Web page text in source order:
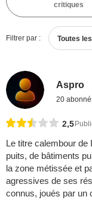
critiques
Filtrer par : Toutes
Aspro
20
2,5
Le titre calembour
puits, de bâtiments
la zone métissée et
agressives de ses
connus, joués par un